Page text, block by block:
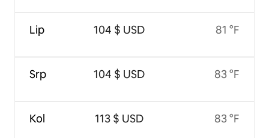
Lip
Srp
Kol
104 $ USD
104 $ USD
113 $ USD
81 °F
83 °F
83 °F